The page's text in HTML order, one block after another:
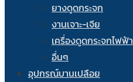
ยางดูดกระจก
งานเจาะ-เจีย
เครื่องดูดกระจกไฟฟ้า
อื่นๆ
อุปกรณ์บานเปลือย